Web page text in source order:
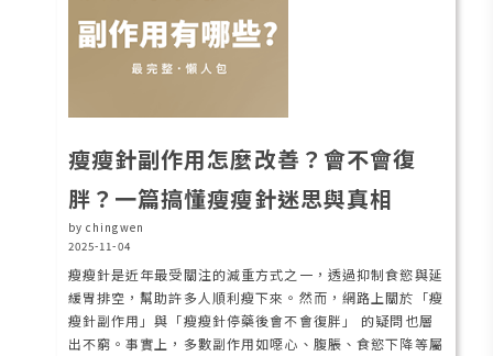
瘦瘦針副作用怎麼改善？會不會復
胖？一篇搞懂瘦瘦針迷思與真相
by chingwen
2025-11-04
瘦瘦針是近年最受關注的減重方式之一，透過抑制食慾與延
緩胃排空，幫助許多人順利瘦下來。然而，網路上關於「瘦
瘦針副作用」與「瘦瘦針停藥後會不會復胖」 的疑問也層
出不窮。事實上，多數副作用如噁心、腹脹、食慾下降等屬